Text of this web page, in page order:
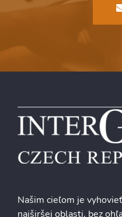
Našim cieľom je
najširšej oblasti, bez